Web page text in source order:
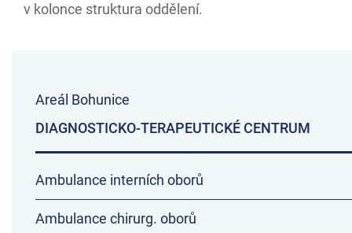
v kolonce struktura oddělení.
Areál Bohunice
DIAGNOSTICKO-TERAPEUTICKÉ CENTRUM
Ambulance interních oborů
Ambulance chirurg. oborů